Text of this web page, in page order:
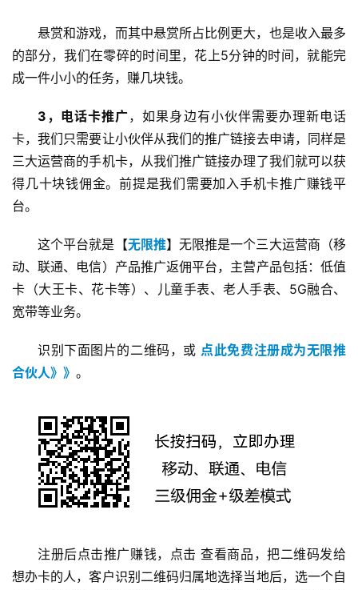
挖
赚
悬赏和游戏，而其中悬赏所占比例更大，也是收入最多
的部分，我们在零碎的时间里，花上5分钟的时间，就能完
成一件小小的任务，赚几块钱。
3，电话卡推广，如果身边有小伙伴需要办理新电话
卡，我们只需要让小伙伴从我们的推广链接去申请，同样是
三大运营商的手机卡，从我们推广链接办理了我们就可以获
得几十块钱佣金。前提是我们需要加入手机卡推广赚钱平
台。
这个平台就是【无限推】无限推是一个三大运营商（移
动、联通、电信）产品推广返佣平台，主营产品包括：低值
卡（大王卡、花卡等）、儿童手表、老人手表、5G融合、
宽带等业务。
识别下面图片的二维码，或 点此免费注册成为无限推
合伙人》》 。
注册后点击推广赚钱，点击 查看商品，把二维码发给
想办卡的人，客户识别二维码归属地选择当地后，选一个自